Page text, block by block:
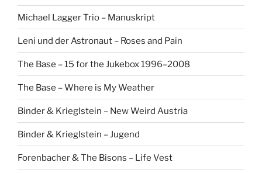
Michael Lagger Trio – Manuskript
Leni und der Astronaut – Roses and Pain
The Base – 15 for the Jukebox 1996–2008
The Base – Where is My Weather
Binder & Krieglstein – New Weird Austria
Binder & Krieglstein – Jugend
Forenbacher & The Bisons – Life Vest